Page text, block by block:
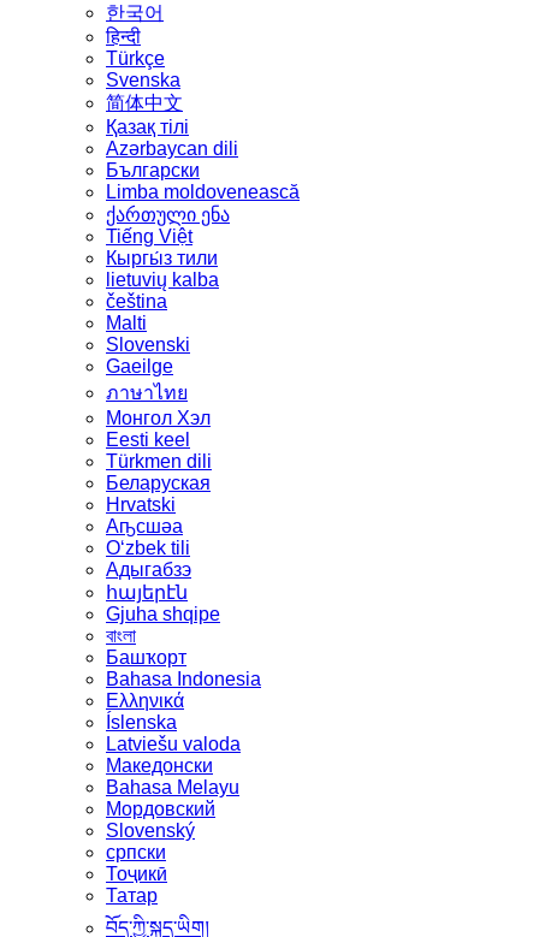
한국어
हिन्दी
Türkçe
Svenska
简体中文
Қазақ тілі
Azərbaycan dili
Български
Limba moldovenească
ქართული ენა
Tiếng Việt
Кыргы́з тили
lietuvių kalba
čeština
Malti
Slovenski
Gaeilge
ภาษาไทย
Монгол Хэл
Eesti keel
Türkmen dili
Беларуская
Hrvatski
Аҧсшәа
Oʻzbek tili
Адыгабзэ
հայերէն
Gjuha shqipe
বাংলা
Башҡорт
Bahasa Indonesia
Ελληνικά
Íslenska
Latviešu valoda
Македонски
Bahasa Melayu
Мордовский
Slovenský
српски
Тоҷикӣ
Татар
བོད་ཀྱི་སྐད་ཡིག།